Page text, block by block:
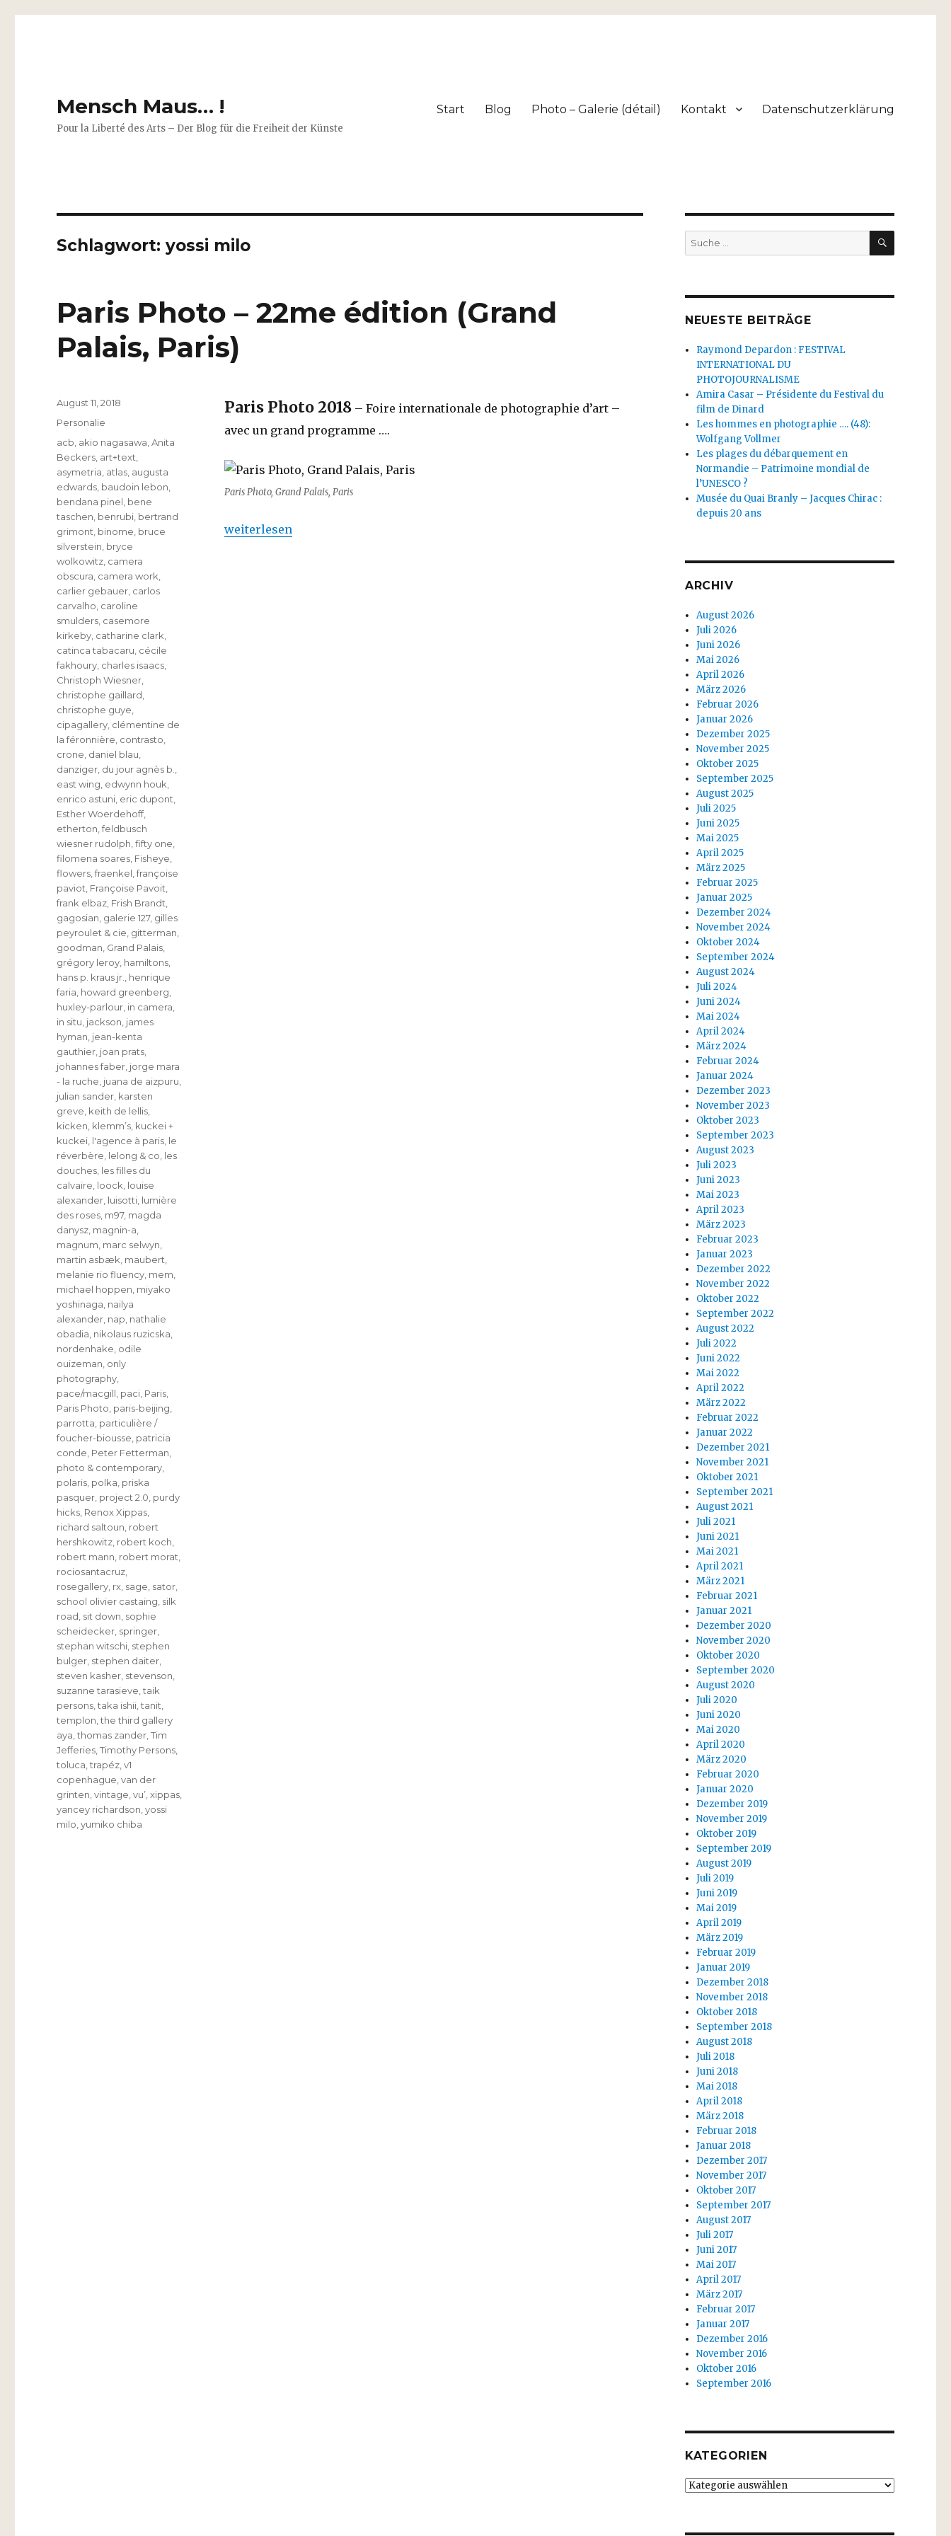
Mensch Maus… !
Pour la Liberté des Arts – Der Blog für die Freiheit der Künste
Start Blog Photo – Galerie (détail) Kontakt Datenschutzerklärung
Schlagwort:yossi milo
Paris Photo – 22me édition (Grand
Palais, Paris)
Paris Photo 2018– Foire internationale de photographie d’art –
avec un grand programme ….
Paris Photo, Grand Palais, Paris
„Paris Photo – 22me édition (Grand Palais, Paris)“
weiterlesen
Veröffentlicht
August 11, 2018
Kategorien
Personalie
Schlagwörter
acb akio nagasawa ,Anita
Beckers art+text
asymetria atlas augusta
edwards baudoin lebon
bendana pinel bene
taschen benrubi bertrand
grimont binome bruce
silverstein bryce
wolkowitz camera
obscura camera work
carlier gebauer carlos
carvalho caroline
smulders casemore
kirkeby catharine clark
catinca tabacaru cécile
fakhoury charles isaacs
Christoph Wiesner
christophe gaillard
christophe guye
cipagallery clémentine de
la féronnière contrasto
crone daniel blau
danziger du jour agnès b.
east wing edwynn houk
enrico astuni eric dupont
Esther Woerdehoff,
etherton ,feldbusch
wiesner rudolph ,fifty one
filomena soares Fisheye
flowers ,fraenkel ,françoise
paviot Françoise Pavoit
frank elbaz Frish Brandt
gagosian galerie 127, gilles
peyroulet & cie gitterman
goodman Grand Palais
grégory leroy hamiltons
hans p. kraus jr.
henrique
faria howard greenberg
huxley-parlour in camera
in situ jackson james
hyman jean-kenta
gauthier joan prats
johannes faber jorge mara
- la ruche juana de aizpuru
julian sander karsten
greve keith de lellis
kicken klemm’s kuckei +
kuckei l'agence à paris le
réverbère lelong & co les
douches les filles du
calvaire loock louise
alexander luisotti lumière
des roses m97, magda
danysz magnin-a
magnum marc selwyn
martin asbæk maubert
melanie rio fluency mem
michael hoppen miyako
yoshinaga nailya
alexander nap nathalie
obadia nikolaus ruzicska
nordenhake odile
ouizeman only
photography
pace/macgill paci Paris
Paris Photo paris-beijing
parrotta particulière /
foucher-biousse patricia
conde Peter Fetterman
photo & contemporary
polaris polka priska
pasquer project 2.0 purdy
hicks Renox Xippas
richard saltoun robert
hershkowitz robert koch
robert mann robert morat
rociosantacruz
rosegallery rx sage sator
school olivier castaing silk
road sit down sophie
scheidecker springer
stephan witschi stephen
bulger stephen daiter
steven kasher stevenson
suzanne tarasieve ,taik
persons ,taka ishii ,tanit
templon ,the third gallery
aya ,thomas zander ,Tim
Jefferies ,Timothy Persons
toluca ,trapéz ,v1
copenhague ,van der
grinten ,vintage ,vu’ ,xippas
yancey richardson ,yossi
milo ,yumiko chiba
Suche
nach:
SUCHEN
NEUESTE BEITRÄGE
Raymond Depardon : FESTIVAL
INTERNATIONAL DU
PHOTOJOURNALISME
Amira Casar – Présidente du Festival du
film de Dinard
Les hommes en photographie …. (48):
Wolfgang Vollmer
Les plages du débarquement en
Normandie – Patrimoine mondial de
l’UNESCO ?
Musée du Quai Branly – Jacques Chirac :
depuis 20 ans
ARCHIV
August 2026
Juli 2026
Juni 2026
Mai 2026
April 2026
März 2026
Februar 2026
Januar 2026
Dezember 2025
November 2025
Oktober 2025
September 2025
August 2025
Juli 2025
Juni 2025
Mai 2025
April 2025
März 2025
Februar 2025
Januar 2025
Dezember 2024
November 2024
Oktober 2024
September 2024
August 2024
Juli 2024
Juni 2024
Mai 2024
April 2024
März 2024
Februar 2024
Januar 2024
Dezember 2023
November 2023
Oktober 2023
September 2023
August 2023
Juli 2023
Juni 2023
Mai 2023
April 2023
März 2023
Februar 2023
Januar 2023
Dezember 2022
November 2022
Oktober 2022
September 2022
August 2022
Juli 2022
Juni 2022
Mai 2022
April 2022
März 2022
Februar 2022
Januar 2022
Dezember 2021
November 2021
Oktober 2021
September 2021
August 2021
Juli 2021
Juni 2021
Mai 2021
April 2021
März 2021
Februar 2021
Januar 2021
Dezember 2020
November 2020
Oktober 2020
September 2020
August 2020
Juli 2020
Juni 2020
Mai 2020
April 2020
März 2020
Februar 2020
Januar 2020
Dezember 2019
November 2019
Oktober 2019
September 2019
August 2019
Juli 2019
Juni 2019
Mai 2019
April 2019
März 2019
Februar 2019
Januar 2019
Dezember 2018
November 2018
Oktober 2018
September 2018
August 2018
Juli 2018
Juni 2018
Mai 2018
April 2018
März 2018
Februar 2018
Januar 2018
Dezember 2017
November 2017
Oktober 2017
September 2017
August 2017
Juli 2017
Juni 2017
Mai 2017
April 2017
März 2017
Februar 2017
Januar 2017
Dezember 2016
November 2016
Oktober 2016
September 2016
KATEGORIEN
Kategorien